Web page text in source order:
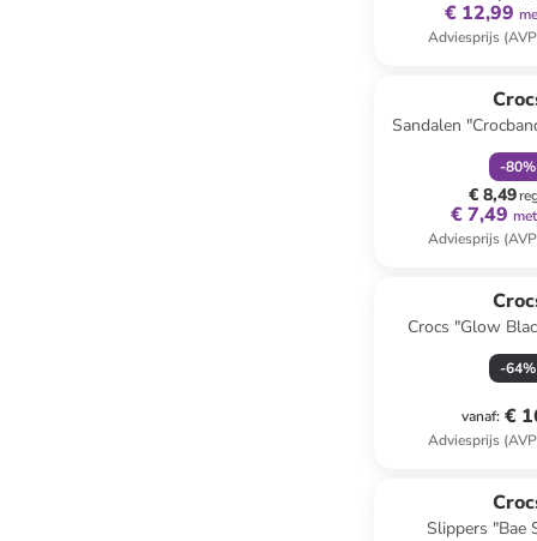
€ 12,99
Adviesprijs
Sandalen
-80%
€ 8,49
€ 7,49
Adviesprijs
Crocs "Glow
-64%
vanaf: €
Adviesprijs
Slippers "Bae